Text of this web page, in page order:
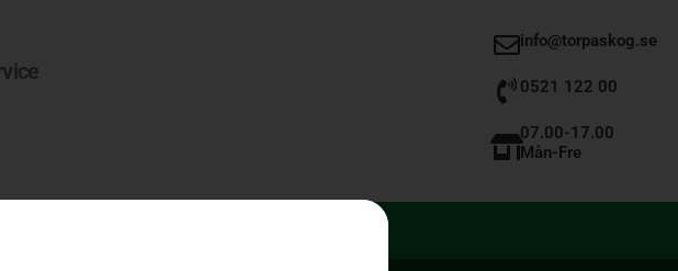
info@torpaskog.se
0521 122 00
07.00-17.00
Mån-Fre